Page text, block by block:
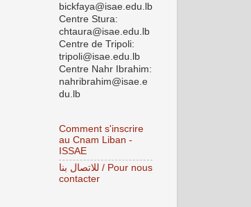
bickfaya@isae.edu.lb
Centre Stura:
chtaura@isae.edu.lb
Centre de Tripoli:
tripoli@isae.edu.lb
Centre Nahr Ibrahim:
nahribrahim@isae.e
du.lb
Comment s'inscrire
au Cnam Liban -
ISSAE
للاتصال بنا / Pour nous
contacter